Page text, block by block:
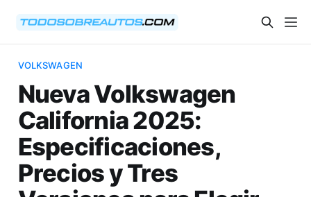
VOLKSWAGEN
Nueva Volkswagen
California 2025:
Especificaciones,
Precios y Tres